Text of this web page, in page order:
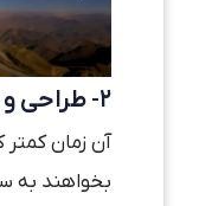
۲- طراحی و ساخت آینه
آن زمان
بخواهند به